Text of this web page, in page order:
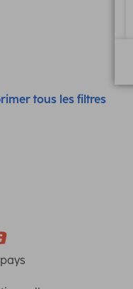
tous les filtres